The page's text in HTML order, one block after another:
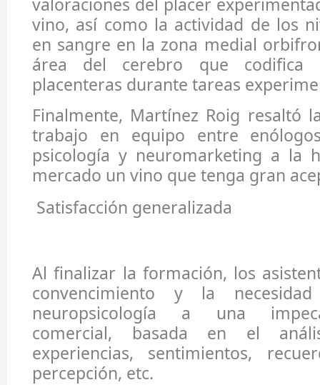
vino, así como la actividad de los
en sangre en la zona medial
área del cerebro que codifica
placenteras durante tareas
Finalmente, Martínez Roig resaltó
trabajo en equipo entre
psicología y neuromarketing a la
mercado un vino que tenga gran
Satisfacción generalizada
Al finalizar la formación, los
convencimiento y la
neuropsicología a una
comercial, basada en el
experiencias, sentimientos,
percepción, etc.